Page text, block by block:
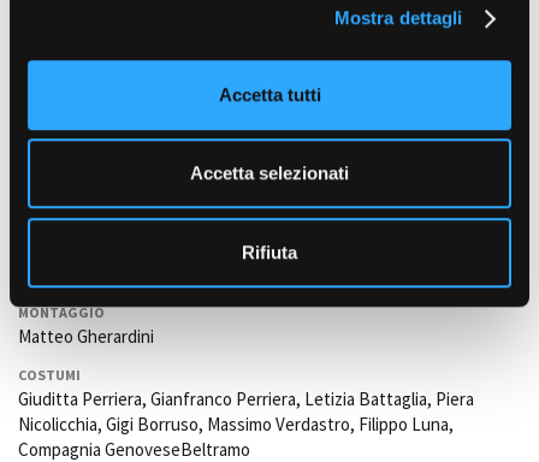
Mostra dettagli
Accetta tutti
Accetta selezionati
Rifiuta
REGIA
Federico Savinotto, Ruben Monterosso
SOGGETTO
Federico Savinotto, Ruben Monterosso
Federico Savinotto, Ruben Monterosso
MONTAGGIO
Matteo Gherardini
COSTUMI
Giuditta Perriera, Gianfranco Perriera, Letizia Battaglia, Piera
Nicolicchia, Gigi Borruso, Massimo Verdastro, Filippo Luna,
Compagnia GenoveseBeltramo